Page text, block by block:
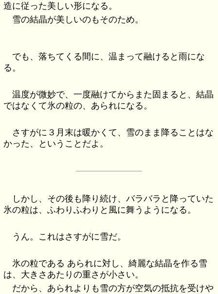
造に従った美しい形になる。
雪の結晶が美しいのもそのため。
でも、落ちてくる間に、温まって融けると雨にな
る。
温度が微妙で、一度融けてからまた固まると、結晶
ではなくて氷の粒の、あられになる。
さすがに３月末は暖かくて、雪のまま降ることはな
かった、ということだよ。
しかし、その後も降り続け、バラバラと降っていた
氷の粒は、ふわりふわりと風に舞うようになる。
うん。これはさすがに雪だ。
氷の粒である あられに対し、綺麗な結晶を作る雪
は、大きさあたりの重さが小さい。
だから、あられよりも雪の方が空気の抵抗を受けや